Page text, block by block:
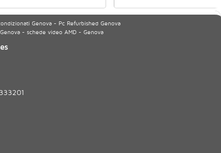
Genova - Pc Refurbished Genova
- schede video AMD - Genova